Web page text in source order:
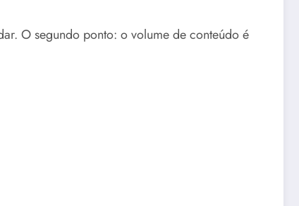
O segundo ponto: o volume de conteúdo é